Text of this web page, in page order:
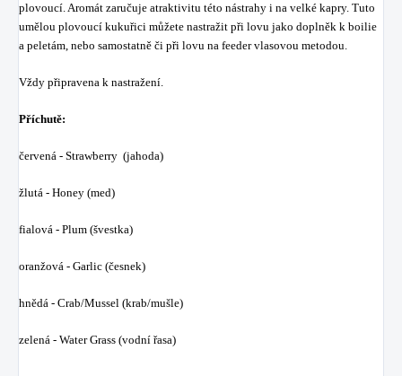
plovoucí. Aromát zaručuje atraktivitu této nástrahy i na velké kapry. Tuto
umělou plovoucí kukuřici můžete nastražit při lovu jako doplněk k boilie
a peletám, nebo samostatně či při lovu na feeder vlasovou metodou.
Vždy připravena k nastražení.
Příchutě:
červená - Strawberry (jahoda)
žlutá - Honey (med)
fialová - Plum (švestka)
oranžová - Garlic (česnek)
hnědá - Crab/Mussel (krab/mušle)
zelená - Water Grass (vodní řasa)